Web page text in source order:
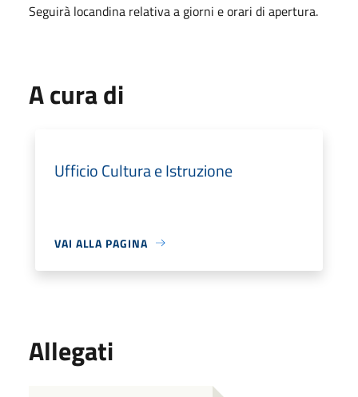
Seguirà locandina relativa a giorni e orari di apertura.
A cura di
Ufficio Cultura e Istruzione
VAI ALLA PAGINA
Allegati